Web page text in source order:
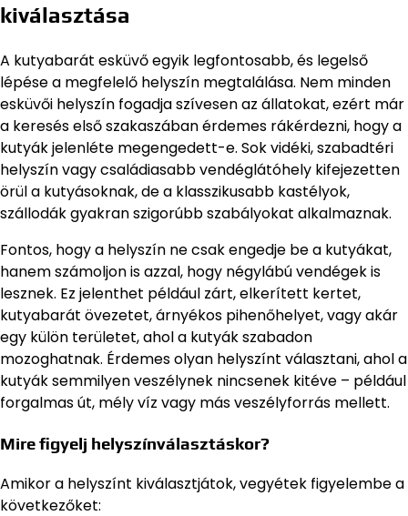
kiválasztása
A kutyabarát esküvő egyik legfontosabb, és legelső
lépése a megfelelő helyszín megtalálása. Nem minden
esküvői helyszín fogadja szívesen az állatokat, ezért már
a keresés első szakaszában érdemes rákérdezni, hogy a
kutyák jelenléte megengedett-e. Sok vidéki, szabadtéri
helyszín vagy családiasabb vendéglátóhely kifejezetten
örül a kutyásoknak, de a klasszikusabb kastélyok,
szállodák gyakran szigorúbb szabályokat alkalmaznak.
Fontos, hogy a helyszín ne csak engedje be a kutyákat,
hanem számoljon is azzal, hogy négylábú vendégek is
lesznek. Ez jelenthet például zárt, elkerített kertet,
kutyabarát övezetet, árnyékos pihenőhelyet, vagy akár
egy külön területet, ahol a kutyák szabadon
mozoghatnak. Érdemes olyan helyszínt választani, ahol a
kutyák semmilyen veszélynek nincsenek kitéve – például
forgalmas út, mély víz vagy más veszélyforrás mellett.
Mire figyelj helyszínválasztáskor?
Amikor a helyszínt kiválasztjátok, vegyétek figyelembe a
következőket: